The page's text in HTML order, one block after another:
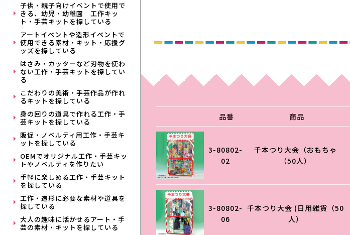
子供・親子向けイベントで使用で
きる、幼児・幼稚園 工作キッ
ト・手芸キットを探している
アートイベントや造形イベントで
使用できる素材・キット・応援グ
ッズを探している
はさみ・カッターなど刃物を使わ
ない工作・手芸キットを探してい
る
こだわりの美術・手芸作品が作れ
るキットを探している
身の回りの道具で作れる工作・手
芸キットを探している
販促・ノベルティ用工作・手芸キ
ットを探している
OEMでオリジナル工作・手芸キッ
トやノベルティを作りたい
手軽に楽しめる工作・手芸キット
を探している
工作・造形に必要な素材や道具を
探している
大人の趣味に活かせるアート・手
芸の素材・キットを探している
品番 商品
3-80802-
02
千本つり大会（おもちゃ
（50人）
3-80802-
06
千本つり大会 (日用雑貨（50
人）